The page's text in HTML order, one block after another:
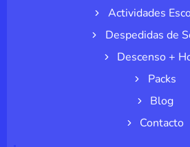
Actividades
Despedidas de
Descenso +
Packs
Blog
Contacto